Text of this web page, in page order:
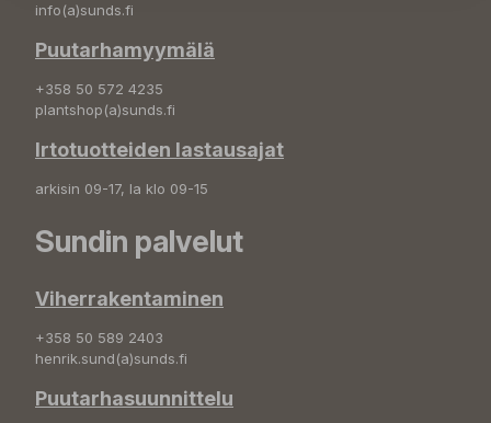
info(a)sunds.fi
Puutarhamyymälä
+358 50 572 4235
plantshop(a)sunds.fi
Irtotuotteiden lastausajat
arkisin 09-17, la klo 09-15
Sundin palvelut
Viherrakentaminen
+358 50 589 2403
henrik.sund(a)sunds.fi
Puutarhasuunnittelu